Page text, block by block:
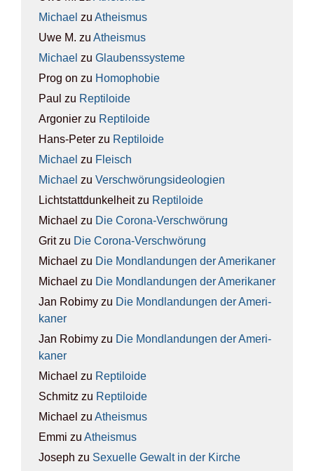
Michael zu Athe­is­mus
Uwe M. zu Athe­is­mus
Michael zu Glau­bens­sys­te­me
Prog on zu Homo­pho­bie
Paul zu Rep­ti­lo­ide
Argonier zu Rep­ti­lo­ide
Hans-Peter zu Rep­ti­lo­ide
Michael zu Fleisch
Michael zu Ver­schwö­rungs­ideo­lo­gien
Lichtstattdunkelheitzu Rep­ti­lo­ide
Michael zu Die Coro­na-Ver­schwö­rung
Gritzu Die Coro­na-Ver­schwö­rung
Michael zu Die Mond­lan­dun­gen der Ame­ri­ka­ner
Michael zu Die Mond­lan­dun­gen der Ame­ri­ka­ner
Jan Robimy zu Die Mond­lan­dun­gen der Ame­ri­
ka­ner
Jan Robimy zu Die Mond­lan­dun­gen der Ame­ri­
ka­ner
Michael zu Rep­ti­lo­ide
Schmitz zu Rep­ti­lo­ide
Michael zu Athe­is­mus
Emmi zu Athe­is­mus
Joseph zu Sexu­el­le Gewalt in der Kir­che